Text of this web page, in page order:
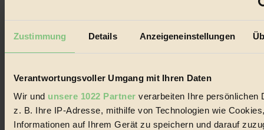
Zustimmung Details Anzeigeneinstellungen
Verantwortungsvoller Umgang mit Ihren Daten
Wir und unsere 1022 Partner verarbeiten Ihre persönlichen
z. B. Ihre IP-Adresse, mithilfe von Technologien wie
Informationen auf Ihrem Gerät zu speichern und darauf
22.601 Fans auf Facebook